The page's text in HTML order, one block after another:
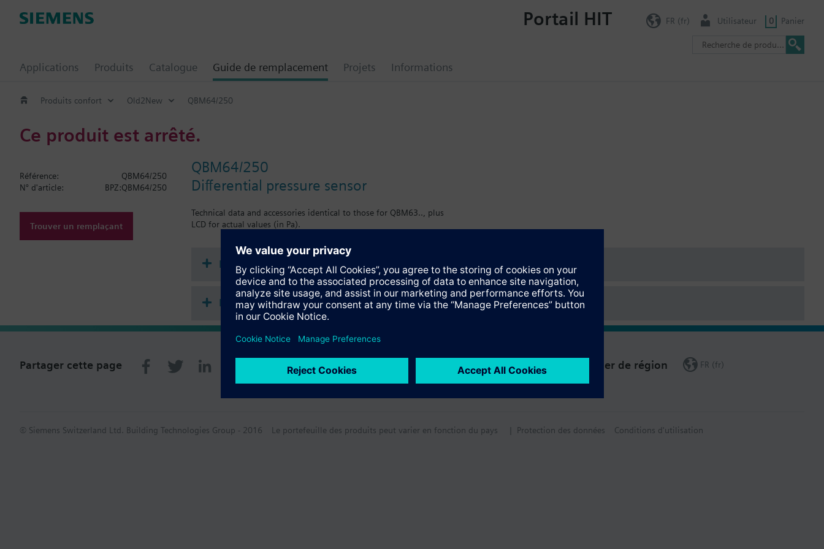
Applications Produits Catalogue Guide de remplacement Projets Informations
Portail HIT FR (fr) Utilisateur 0 Panier
Produits confort Old2New QBM64/250
Ce produit est arrêté.
QBM64/250
Differential pressure sensor
Technical data and accessories identical to those for QBM63.., plus
LCD for actual values (in Pa).
Référence:
QBM64/250
N° d'article:
BPZ:QBM64/250
Trouver un remplaçant
Documentation
Récapitulatif technique
Partager cette page Changer de région FR (fr)
© Siemens Switzerland Ltd. Building Technologies Group - 2016 Le portefeuille des produits peut varier en fonction du pays | Protection des données Conditions d'utilisation